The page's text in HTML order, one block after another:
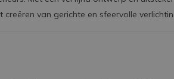
van gerichte en sfeervolle